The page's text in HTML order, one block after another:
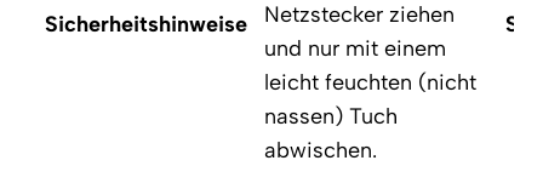
Sicherheitshinweise
Netzstecker ziehen
und nur mit einem
leicht feuchten (nicht
nassen) Tuch
abwischen.